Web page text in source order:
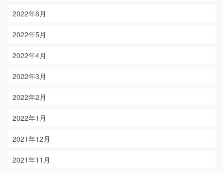
2022年6月
2022年5月
2022年4月
2022年3月
2022年2月
2022年1月
2021年12月
2021年11月